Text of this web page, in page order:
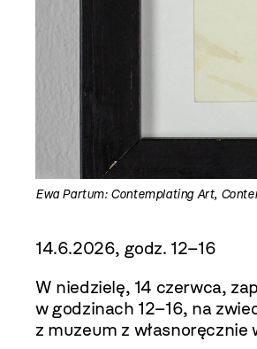
Ewa Partum: Contemplating Art,
14.6.2026, godz. 12–16
W niedzielę, 14 czerwca,
w godzinach 12–16, na
z muzeum z